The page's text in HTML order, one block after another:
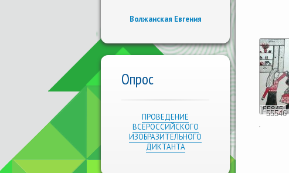
Волжанская Евгения
Опрос
ПРОВЕДЕНИЕ
ВСЕРОССИЙСКОГО
ИЗОБРАЗИТЕЛЬНОГО
ДИКТАНТА
55845
55546